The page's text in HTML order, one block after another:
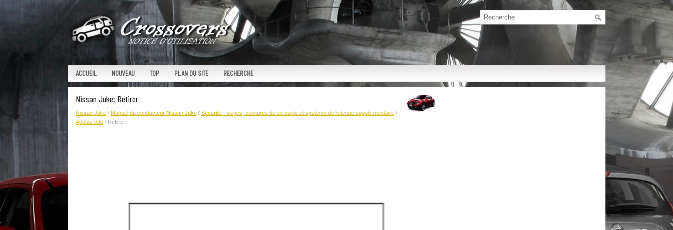
ACCUEIL NOUVEAU TOP PLAN DU SITE RECHERCHE
Nissan Juke: Retirer
Nissan Juke/ Manuel du conducteur Nissan Juke/ Securite - sieges, ceintures de se curite et systeme de retenue supple mentaire/
Appuis-tete/ Retirer